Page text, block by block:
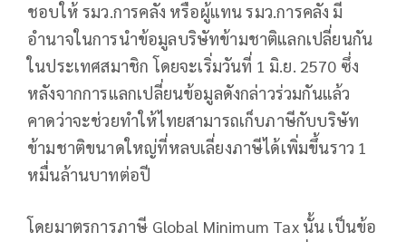
ชอบให้ รมว.การคลัง หรือผู้แทน รมว.การคลัง มี
อำนาจในการนำข้อมูลบริษัทข้ามชาติแลกเปลี่ยนกัน
ในประเทศสมาชิก โดยจะเริ่มวันที่ 1 มิ.ย. 2570 ซึ่ง
หลังจากการแลกเปลี่ยนข้อมูลดังกล่าวร่วมกันแล้ว
คาดว่าจะช่วยทำให้ไทยสามารถเก็บภาษีกับบริษัท
ข้ามชาติขนาดใหญ่ที่หลบเลี่ยงภาษีได้เพิ่มขึ้นราว 1
หมื่นล้านบาทต่อปี
โดยมาตรการภาษี Global Minimum Tax นั้น เป็นข้อ